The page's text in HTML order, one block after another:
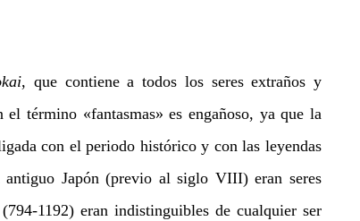
, que contiene a todos los seres extraños y
el término «fantasmas» es engañoso, ya que la
con el periodo histórico y con las leyendas
Japón (previo al siglo VIII) eran seres
1192) eran indistinguibles de cualquier ser